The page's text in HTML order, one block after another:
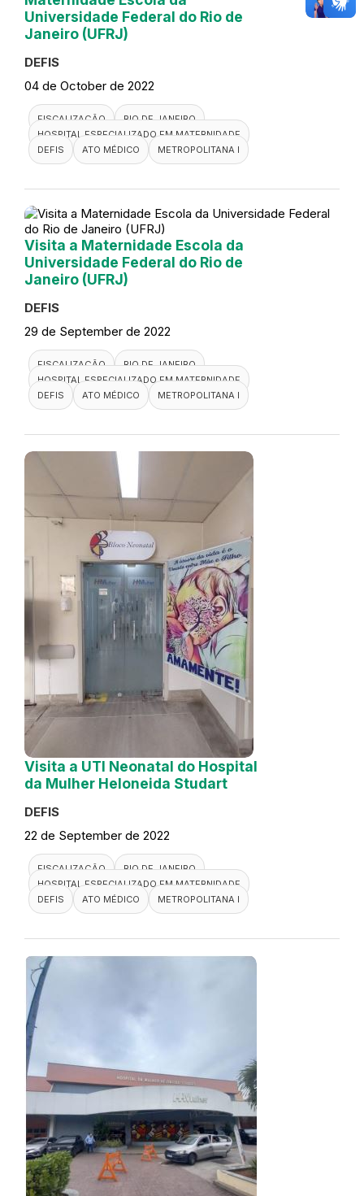
Universidade Federal do Rio de
Janeiro (UFRJ)
DEFIS
04 de October de 2022
FISCALIZAÇÃO
RIO DE JANEIRO
HOSPITAL ESPECIALIZADO EM MATERNIDADE
DEFIS
ATO MÉDICO METROPOLITANA I
Visita a Maternidade Escola da
Universidade Federal do Rio de
Janeiro (UFRJ)
DEFIS
29 de September de 2022
FISCALIZAÇÃO
RIO DE JANEIRO
HOSPITAL ESPECIALIZADO EM MATERNIDADE
DEFIS
ATO MÉDICO METROPOLITANA I
Visita a UTI Neonatal do Hospital
da Mulher Heloneida Studart
DEFIS
22 de September de 2022
FISCALIZAÇÃO
RIO DE JANEIRO
HOSPITAL ESPECIALIZADO EM MATERNIDADE
DEFIS
ATO MÉDICO METROPOLITANA I